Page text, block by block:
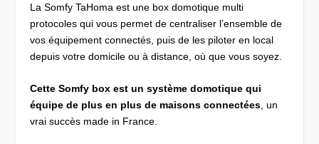
La Somfy TaHoma est une box domotique multi
protocoles qui vous permet de centraliser l’ensemble de
vos équipement connectés, puis de les piloter en local
depuis votre domicile ou à distance, où que vous soyez.
Cette Somfy box est un système domotique qui
équipe de plus en plus de maisons connectées , un
vrai succès made in France.